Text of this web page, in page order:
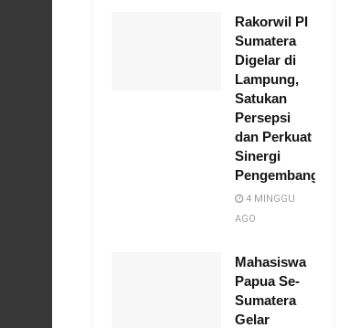
Rakorwil PI
Sumatera
Digelar di
Lampung,
Satukan
Persepsi
dan Perkuat
Sinergi
Pengembang
4 MINGGU
AGO
Mahasiswa
Papua Se-
Sumatera
Gelar